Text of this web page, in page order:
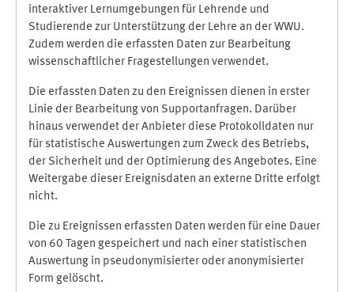
interaktiver Lernumgebungen für Lehrende und
Studierende zur Unterstützung der Lehre an der WWU.
Zudem werden die erfassten Daten zur Bearbeitung
wissenschaftlicher Fragestellungen verwendet.
Die erfassten Daten zu den Ereignissen dienen in erster
Linie der Bearbeitung von Supportanfragen. Darüber
hinaus verwendet der Anbieter diese Protokolldaten nur
für statistische Auswertungen zum Zweck des Betriebs,
der Sicherheit und der Optimierung des Angebotes. Eine
Weitergabe dieser Ereignisdaten an externe Dritte erfolgt
nicht.
Die zu Ereignissen erfassten Daten werden für eine Dauer
von 60 Tagen gespeichert und nach einer statistischen
Auswertung in pseudonymisierter oder anonymisierter
Form gelöscht.